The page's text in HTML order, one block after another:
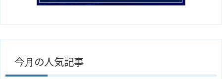
今月の人気記事